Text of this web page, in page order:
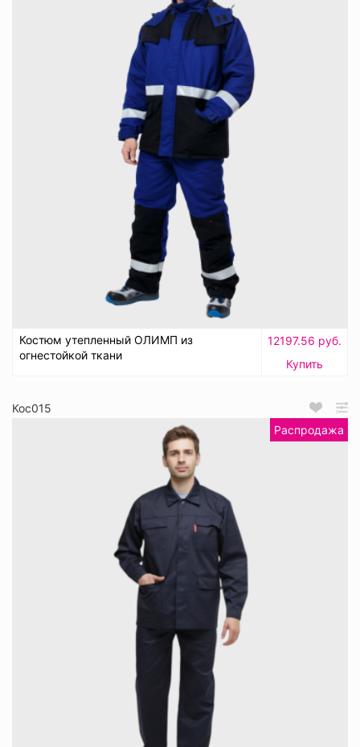
Костюм утепленный ОЛИМП из
огнестойкой ткани
12197.56 руб.
Купить
Кос015
Распродажа